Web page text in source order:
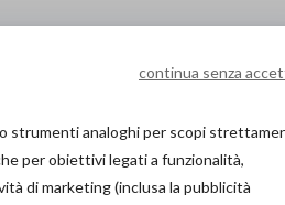
nella zona del tallone e del
per chi pratica sport o per chi
continua senza
strumenti analoghi per scopi
per obiettivi legati a funzionalità,
di marketing (inclusa la pubblicità